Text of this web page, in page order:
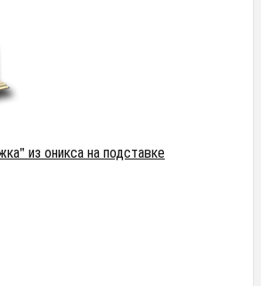
из оникса на подставке